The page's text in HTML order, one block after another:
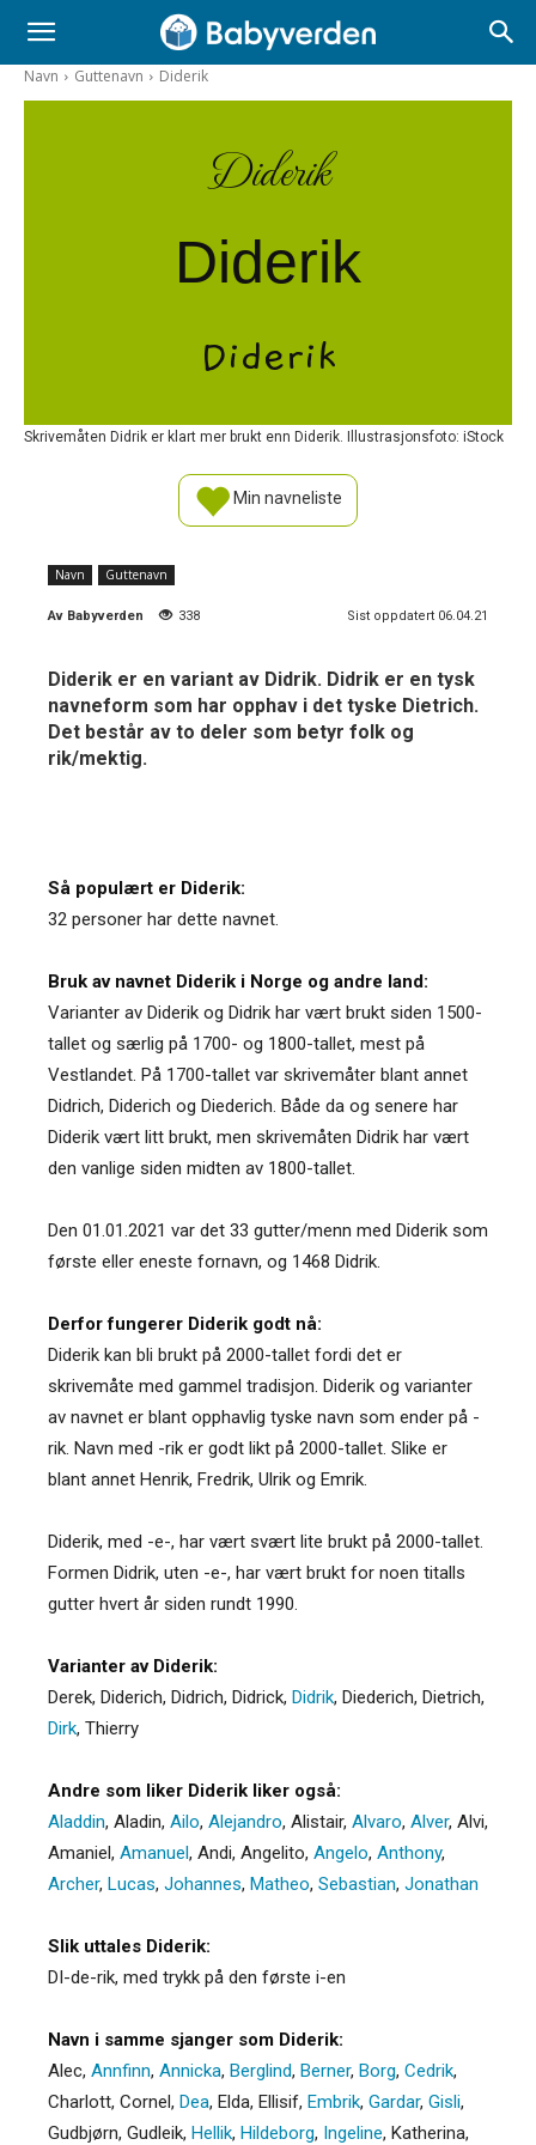
Navn Guttenavn Diderik
Diderik
Diderik
Diderik
Skrivemåten Didrik er klart mer brukt enn Diderik. Illustrasjonsfoto: iStock
Min navneliste
Navn Guttenavn
Av Babyverden 338 Sist oppdatert 06.04.21
Diderik er en variant av Didrik. Didrik er en tysk
navneform som har opphav i det tyske Dietrich.
Det består av to deler som betyr folk og
rik/mektig.
Så populært er Diderik:
32 personer har dette navnet.
Bruk av navnet Diderik i Norge og andre land:
Varianter av Diderik og Didrik har vært brukt siden 1500-
tallet og særlig på 1700- og 1800-tallet, mest på
Vestlandet. På 1700-tallet var skrivemåter blant annet
Didrich, Diderich og Diederich. Både da og senere har
Diderik vært litt brukt, men skrivemåten Didrik har vært
den vanlige siden midten av 1800-tallet.
Den 01.01.2021 var det 33 gutter/menn med Diderik som
første eller eneste fornavn, og 1468 Didrik.
Derfor fungerer Diderik godt nå:
Diderik kan bli brukt på 2000-tallet fordi det er
skrivemåte med gammel tradisjon. Diderik og varianter
av navnet er blant opphavlig tyske navn som ender på -
rik. Navn med -rik er godt likt på 2000-tallet. Slike er
blant annet Henrik, Fredrik, Ulrik og Emrik.
Diderik, med -e-, har vært svært lite brukt på 2000-tallet.
Formen Didrik, uten -e-, har vært brukt for noen titalls
gutter hvert år siden rundt 1990.
Varianter av Diderik:
Derek, Diderich, Didrich, Didrick, Didrik, Diederich, Dietrich,
Dirk, Thierry
Andre som liker Diderik liker også:
Aladdin, Aladin, Ailo, Alejandro, Alistair, Alvaro, Alver, Alvi,
Amaniel, Amanuel, Andi, Angelito, Angelo, Anthony,
Archer, Lucas, Johannes, Matheo, Sebastian, Jonathan
Slik uttales Diderik:
DI-de-rik, med trykk på den første i-en
Navn i samme sjanger som Diderik:
Alec, Annfinn, Annicka, Berglind, Berner, Borg, Cedrik,
Charlott, Cornel, Dea, Elda, Ellisif, Embrik, Gardar, Gisli,
Gudbjørn, Gudleik, Hellik, Hildeborg, Ingeline, Katherina,